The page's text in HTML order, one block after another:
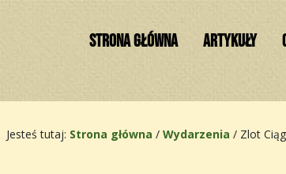
STRONA GŁÓWNA ARTYKUŁY
Jesteś tutaj: Strona główna / Wydarzenia / Zlot